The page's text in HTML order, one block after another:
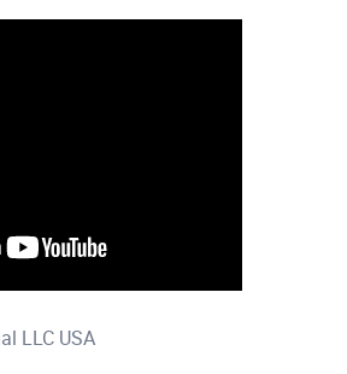
LLC USA